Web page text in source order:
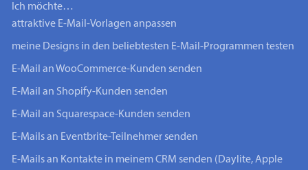
Ich möchte…
attraktive E-Mail-Vorlagen anpassen
meine Designs in den beliebtesten E-Mail-Programmen testen
E-Mail an WooCommerce-Kunden senden
E-Mail an Shopify-Kunden senden
E-Mail an Squarespace-Kunden senden
E-Mails an Eventbrite-Teilnehmer senden
E-Mails an Kontakte in meinem CRM senden (Daylite, Apple